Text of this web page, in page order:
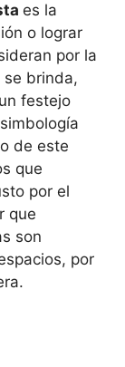
es la
o lograr
por la
se brinda,
festejo
de este
que
por el
que
son
por